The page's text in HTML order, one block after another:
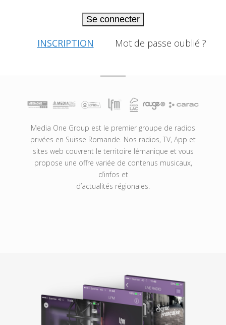
Se connecter
INSCRIPTION Mot de passe oublié ?
Media One Group est le premier groupe de radios
privées en Suisse Romande. Nos radios, TV, App et
sites web couvrent le territoire lémanique et vous
propose une offre variée de contenus musicaux,
d’infos et
d’actualités régionales.